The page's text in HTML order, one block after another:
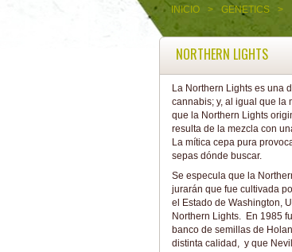
INICIO > GENETICS >
NORTHERN LIGHTS
La Northern Lights es una
cannabis; y, al igual que la
que la Northern Lights
resulta de la mezcla con
La mítica cepa pura
sepas dónde buscar.
Se especula que la
jurarán que fue cultivada
el Estado de Washington,
Northern Lights. En 1985
banco de semillas de
distinta calidad, y que